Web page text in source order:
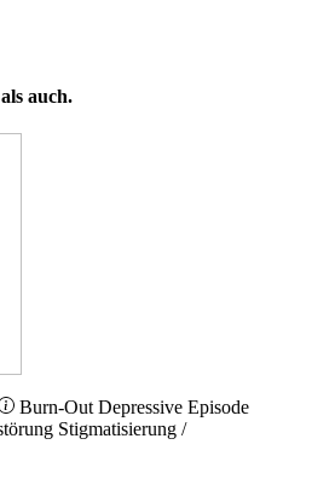
auch.
Burn-Out Depressive Episode
Stigmatisierung /